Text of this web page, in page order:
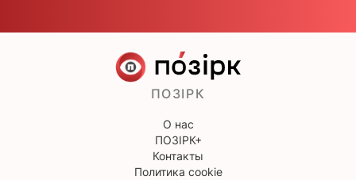
ПОЗІРК
О нас
ПОЗІРК+
Контакты
Политика cookie